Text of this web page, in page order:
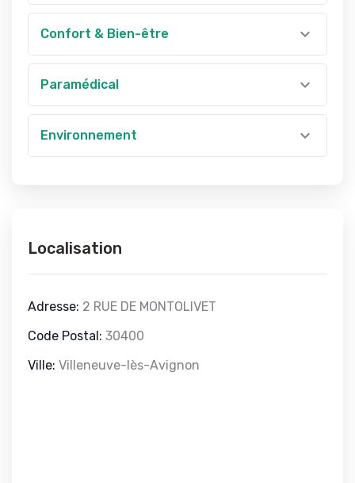
Confort & Bien-être
Paramédical
Environnement
Localisation
Adresse: 2 RUE DE MONTOLIVET
Code Postal: 30400
Ville: Villeneuve-lès-Avignon